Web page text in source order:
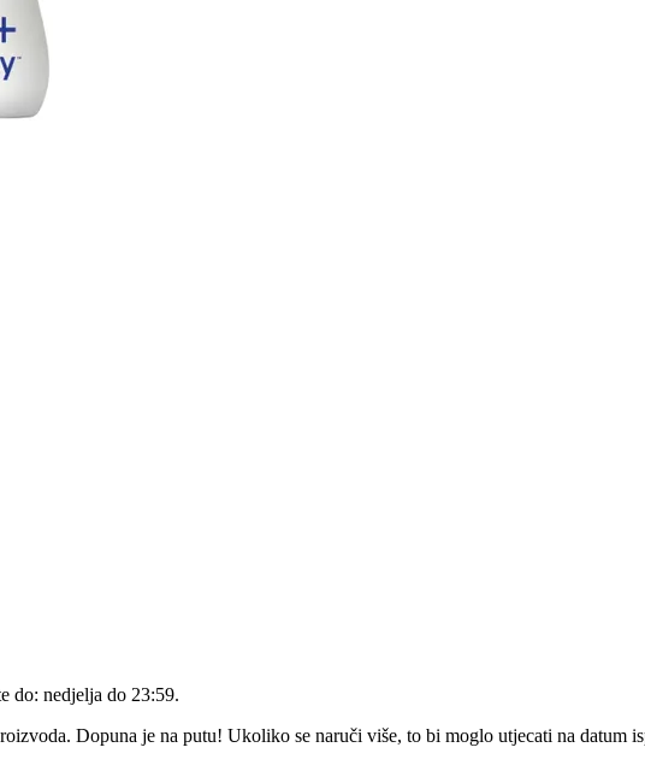
do: nedjelja do 23:59.
Dopuna je na putu! Ukoliko se naruči više, to bi moglo utjecati na datum